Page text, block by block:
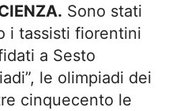
Sono stati
i tassisti fiorentini
a Sesto
le olimpiadi dei
cinquecento le